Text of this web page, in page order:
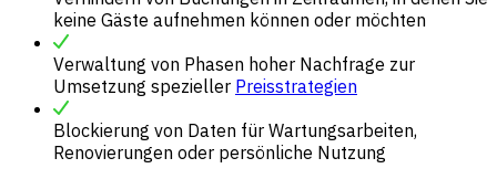
keine Gäste aufnehmen können oder möchten
Verwaltung von Phasen hoher Nachfrage zur
Umsetzung spezieller Preisstrategien
Blockierung von Daten für Wartungsarbeiten,
Renovierungen oder persönliche Nutzung